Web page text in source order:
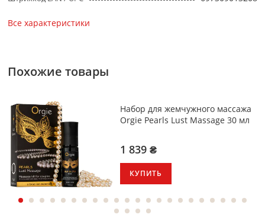
Все характеристики
Похожие товары
Набор для жемчужного массажа
Orgie Pearls Lust Massage 30 мл
1 839 ₴
КУПИТЬ